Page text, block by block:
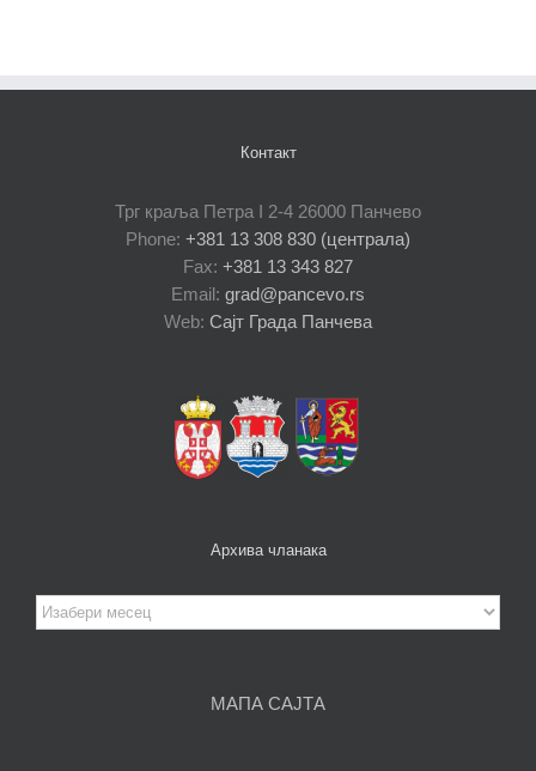
Контакт
Трг краља Петра I 2-4 26000 Панчево
Phone: +381 13 308 830 (централа)
Fax: +381 13 343 827
Email: grad@pancevo.rs
Web: Сајт Града Панчева
Архива чланака
Архива
чланака
МАПА САЈТА